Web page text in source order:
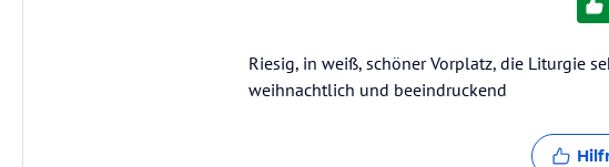
Riesig, in weiß, schöner Vorplatz, die Liturgie
weihnachtlich und beeindruckend